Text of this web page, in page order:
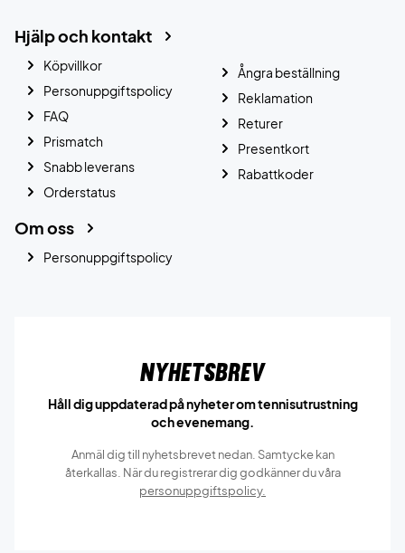
Hjälp och kontakt
Köpvillkor
Personuppgiftspolicy
FAQ
Prismatch
Snabb leverans
Orderstatus
Ångra beställning
Reklamation
Returer
Presentkort
Rabattkoder
Om oss
Personuppgiftspolicy
Nyhetsbrev
Håll dig uppdaterad på nyheter om tennisutrustning
och evenemang.
Anmäl dig till nyhetsbrevet nedan. Samtycke kan
återkallas. När du registrerar dig godkänner du våra
personuppgiftspolicy.